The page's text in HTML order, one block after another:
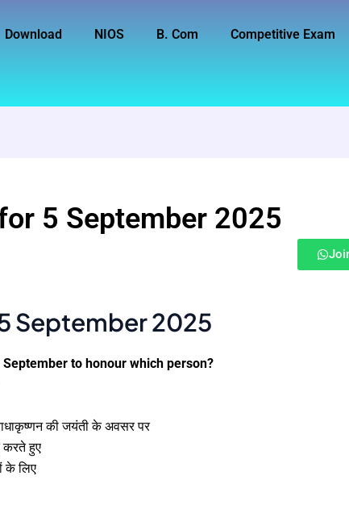
Download NIOS B. Com Competitive Exam
5 September 2025
September 2025
to honour which person?
की जयंती के अवसर पर
करते हुए
के लिए